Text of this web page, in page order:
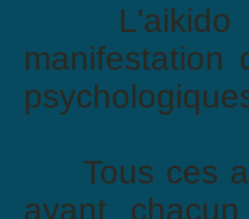
L'aikido
Tous ces
ayant